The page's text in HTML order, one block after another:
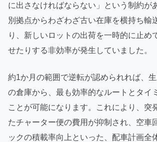
に出さなければならない」という制約が
別拠点からわざわざ古い在庫を横持ち輸
り、新しいロットの出荷を一時的に止め
せたりする非効率が発生していました。
約1か月の範囲で逆転が認められれば、
の倉庫から、最も効率的なルートとタイ
ことが可能になります。これにより、突
たチャーター便の費用が抑制され、空車
ックの積載率向上といった、配車計画全